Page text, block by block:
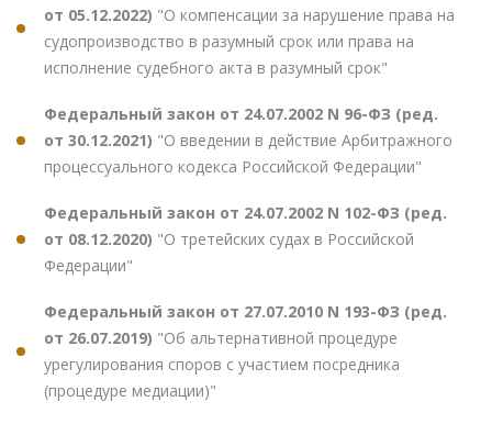
от 05.12.2022) "О компенсации за нарушение права на
судопроизводство в разумный срок или права на
исполнение судебного акта в разумный срок"
Федеральный закон от 24.07.2002 N 96-ФЗ (ред.
от 30.12.2021) "О введении в действие Арбитражного
процессуального кодекса Российской Федерации"
Федеральный закон от 24.07.2002 N 102-ФЗ (ред.
от 08.12.2020) "О третейских судах в Российской
Федерации"
Федеральный закон от 27.07.2010 N 193-ФЗ (ред.
от 26.07.2019) "Об альтернативной процедуре
урегулирования споров с участием посредника
(процедуре медиации)"